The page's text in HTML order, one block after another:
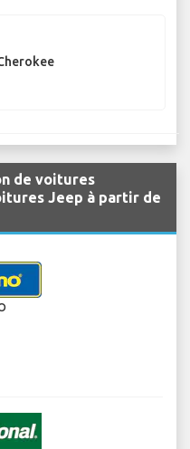
de voitures
Jeep à partir de